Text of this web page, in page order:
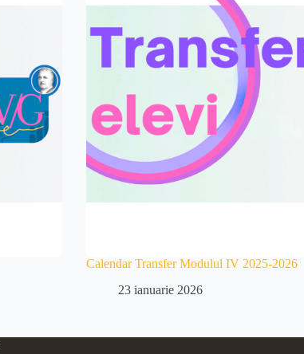
Calendar Transfer Modulul IV 2025-2026
23 ianuarie 2026